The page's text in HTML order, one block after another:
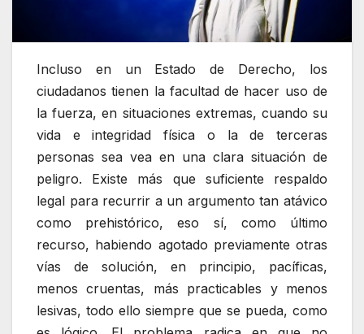
Incluso en un Estado de Derecho, los
ciudadanos tienen la facultad de hacer uso de
la fuerza, en situaciones extremas, cuando su
vida e integridad física o la de terceras
personas sea vea en una clara situación de
peligro. Existe más que suficiente respaldo
legal para recurrir a un argumento tan atávico
como prehistórico, eso sí, como último
recurso, habiendo agotado previamente otras
vías de solución, en principio, pacíficas,
menos cruentas, más practicables y menos
lesivas, todo ello siempre que se pueda, como